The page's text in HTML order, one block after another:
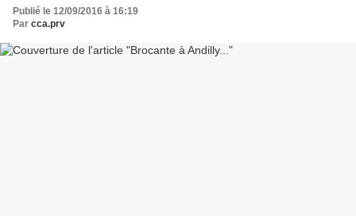
Publié le 12/09/2016 à 16:19
Par cca.prv